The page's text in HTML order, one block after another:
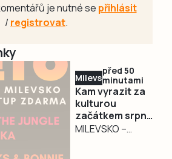
je nutné se přihlásit
/registrovat.
Milevsko
před 50
minutami
Kam vyrazit za
kulturou
začátkem srpna
v Milevsku?
MILEVSKO –